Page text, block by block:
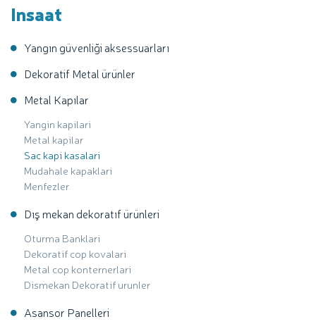
Insaat
Yangın güvenliği aksessuarları
Dekoratif Metal ürünler
Metal Kapılar
Yangin kapilari
Metal kapilar
Sac kapi kasalari
Mudahale kapaklari
Menfezler
Dış mekan dekoratıf ürünleri
Oturma Banklari
Dekoratif cop kovalari
Metal cop konternerlari
Dismekan Dekoratif urunler
Asansor Panelleri